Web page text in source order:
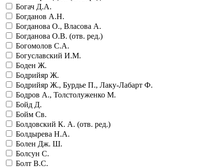
Богач Д.А.
Богданов А.Н.
Богданова О., Власова А.
Богданова О.В. (отв. ред.)
Богомолов С.А.
Богуславский И.М.
Боден Ж.
Бодрийяр Ж.
Бодрийяр Ж., Бурдье П., Лаку-Лабарт Ф.
Бодров А., Толстолуженко М.
Бойд Д.
Бойм Св.
Болдовский К. А. (отв. ред.)
Болдырева Н.А.
Болен Дж. Ш.
Болсун С.
Болт В.С.